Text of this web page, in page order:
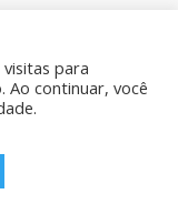
61 - Todos os
198- Brás, São
para
Ao continuar, você